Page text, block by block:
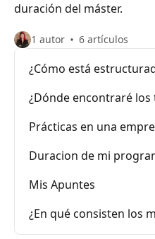
duración del máster.
1 autor 6 artículos
¿Cómo está
¿Dónde encontraré
Prácticas en una
Duracion de mi
Mis Apuntes
¿En qué consisten los